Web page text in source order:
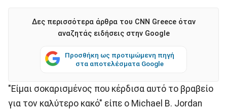
Δες περισσότερα άρθρα του CNN Greece όταν
αναζητάς ειδήσεις στην Google
Προσθήκη ως προτιμώμενη πηγή
στα αποτελέσματα Google
"Είμαι σοκαρισμένος που κέρδισα αυτό το βραβείο
για τον καλύτερο κακό" είπε ο Μichael B. Jordan